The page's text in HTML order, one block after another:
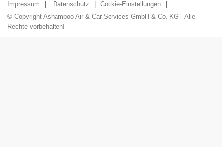
Impressum Datenschutz
Cookie-Einstellungen
© Copyright Ashampoo Air & Car Services GmbH & Co. KG - Alle
Rechte vorbehalten!